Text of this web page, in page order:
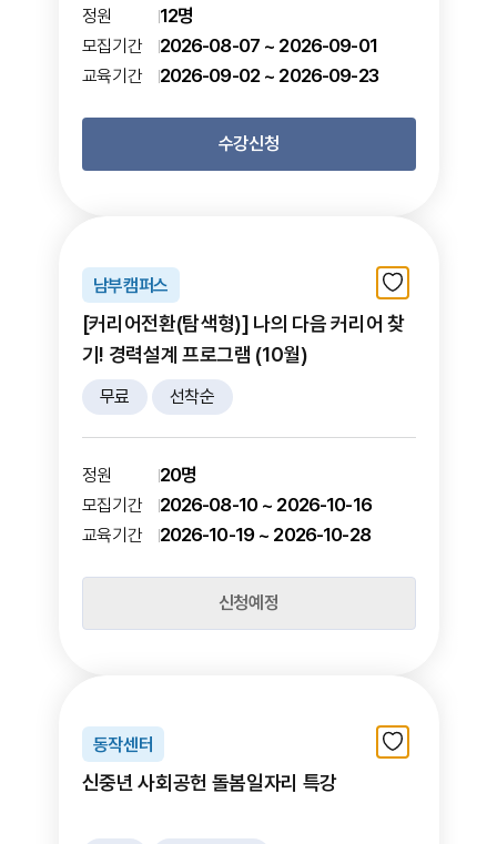
정원 12명
모집기간 2026-08-07 ~ 2026-09-01
교육기간 2026-09-02 ~ 2026-09-23
수강신청
남부캠퍼스
[커리어전환(탐색형)] 나의 다음 커리어 찾
기! 경력설계 프로그램 (10월)
무료 선착순
정원 20명
모집기간 2026-08-10 ~ 2026-10-16
교육기간 2026-10-19 ~ 2026-10-28
신청예정
동작센터
신중년 사회공헌 돌봄일자리 특강